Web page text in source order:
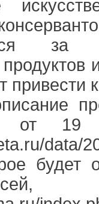
за
привести
19
data/
будет